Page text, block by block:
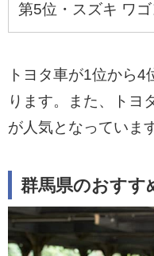
第5位・スズキ ワ
トヨタ車が1位から
ります。また、トヨ
が人気となっています
群馬県のおすす